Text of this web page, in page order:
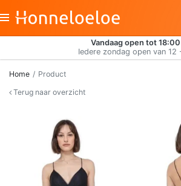
Vandaag open tot 18:00
Iedere zondag open van 12
Home
Product
Terug naar overzicht